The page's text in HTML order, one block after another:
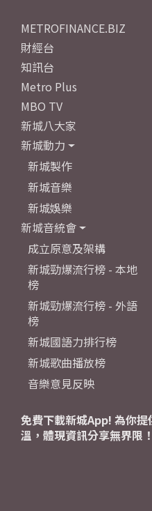
METROFINANCE.BIZ
財經台
知訊台
Metro Plus
MBO TV
新城八大家
新城動力
新城製作
新城音樂
新城娛樂
新城音統會
成立原意及架構
新城勁爆流行榜 - 本地
榜
新城勁爆流行榜 - 外語
榜
新城國語力排行榜
新城歌曲播放榜
音樂意見反映
免費下載新城App! 為你
溫，體現資訊分享無界限！